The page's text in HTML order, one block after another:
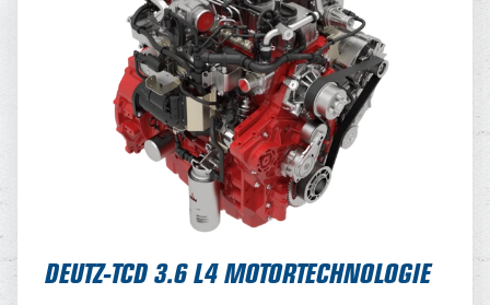
DEUTZ-TCD 3.6 L4 MOTORTECHNOLOGIE